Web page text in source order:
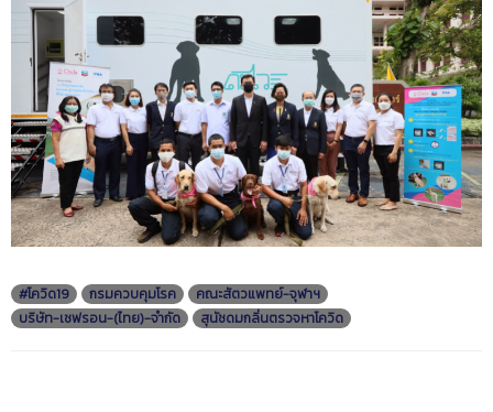
#โควิด19 กรมควบคุมโรค
คณะสัตวแพทย์-จุฬาฯ
บริษัท-เชฟรอน-(ไทย)-จำกัด
สุนัชดมกลิ่นตรวจหาโควิด